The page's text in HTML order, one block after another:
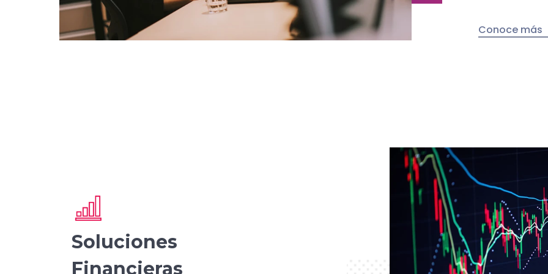
Conoce más
Soluciones
Financieras